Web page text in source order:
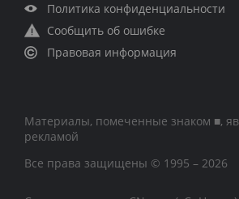
Политика конфиденциальности
Сообщить об ошибке
Правовая информация
Материалы, помеченные знаком ■,
рекламой
Все права защищены © 1995 – 2026